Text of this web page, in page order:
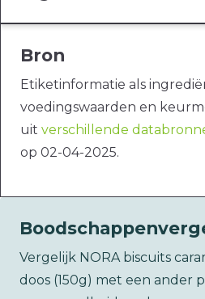
Bron
Etiketinformatie als
voedingswaarden en
uit verschillende
op 02-04-2025.
Vergelijk NORA biscuits
doos (150g) met een ander